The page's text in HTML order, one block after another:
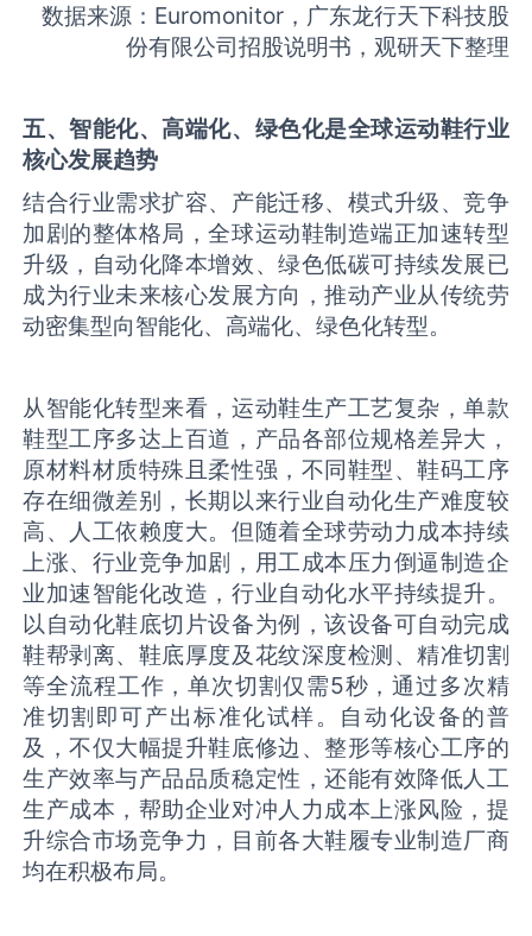
数据来源：Euromonitor，广东龙行天下科技股
份有限公司招股说明书，观研天下整理
五、智能化、高端化、绿色化是全球运动鞋行业
核心发展趋势
结合行业需求扩容、产能迁移、模式升级、竞争
加剧的整体格局，全球运动鞋制造端正加速转型
升级，自动化降本增效、绿色低碳可持续发展已
成为行业未来核心发展方向，推动产业从传统劳
动密集型向智能化、高端化、绿色化转型。
从智能化转型来看，运动鞋生产工艺复杂，单款
鞋型工序多达上百道，产品各部位规格差异大，
原材料材质特殊且柔性强，不同鞋型、鞋码工序
存在细微差别，长期以来行业自动化生产难度较
高、人工依赖度大。但随着全球劳动力成本持续
上涨、行业竞争加剧，用工成本压力倒逼制造企
业加速智能化改造，行业自动化水平持续提升。
以自动化鞋底切片设备为例，该设备可自动完成
鞋帮剥离、鞋底厚度及花纹深度检测、精准切割
等全流程工作，单次切割仅需5秒，通过多次精
准切割即可产出标准化试样。自动化设备的普
及，不仅大幅提升鞋底修边、整形等核心工序的
生产效率与产品品质稳定性，还能有效降低人工
生产成本，帮助企业对冲人力成本上涨风险，提
升综合市场竞争力，目前各大鞋履专业制造厂商
均在积极布局。